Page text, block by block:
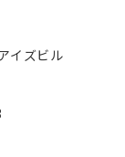
イズビル